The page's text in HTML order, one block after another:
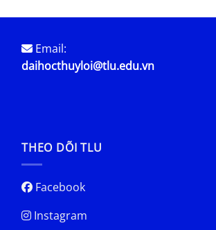
Email:
daihocthuyloi@tlu.edu.vn
THEO DÕI TLU
Facebook
Instagram